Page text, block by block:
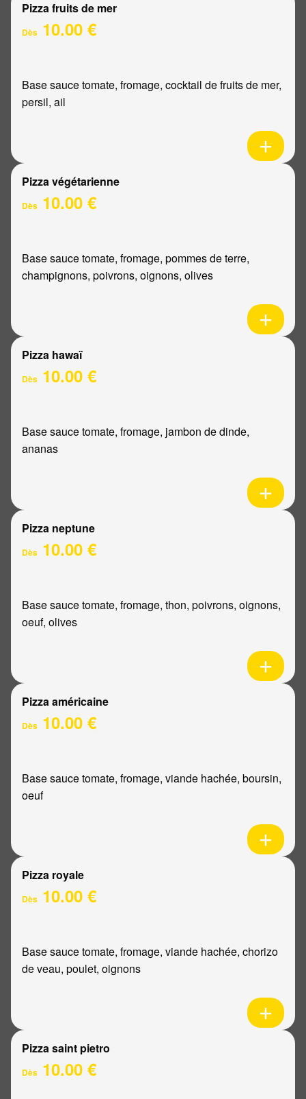
Pizza fruits de mer
Dès 10.00 €
Base sauce tomate, fromage, cocktail de fruits de mer,
persil, ail
Pizza végétarienne
Dès 10.00 €
Base sauce tomate, fromage, pommes de terre,
champignons, poivrons, oignons, olives
Pizza hawaï
Dès 10.00 €
Base sauce tomate, fromage, jambon de dinde,
ananas
Pizza neptune
Dès 10.00 €
Base sauce tomate, fromage, thon, poivrons, oignons,
oeuf, olives
Pizza américaine
Dès 10.00 €
Base sauce tomate, fromage, viande hachée, boursin,
oeuf
Pizza royale
Dès 10.00 €
Base sauce tomate, fromage, viande hachée, chorizo
de veau, poulet, oignons
Pizza saint pietro
Dès 10.00 €